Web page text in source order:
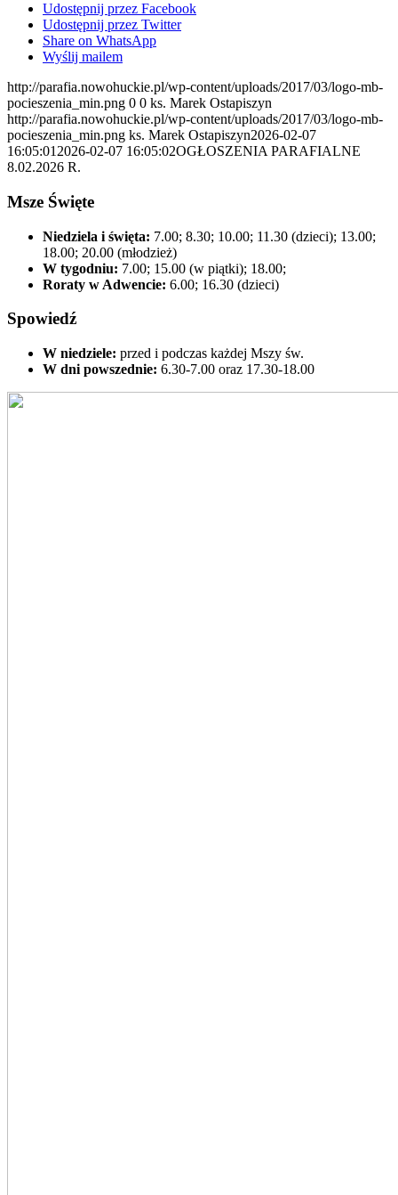
Udostępnij przez Facebook
Udostępnij przez Twitter
Share on WhatsApp
Wyślij mailem
http://parafia.nowohuckie.pl/wp-content/uploads/2017/03/logo-mb-
pocieszenia_min.png 0 0 ks. Marek Ostapiszyn
http://parafia.nowohuckie.pl/wp-content/uploads/2017/03/logo-mb-
pocieszenia_min.png ks. Marek Ostapiszyn2026-02-07
16:05:01 2026-02-07 16:05:02OGŁOSZENIA PARAFIALNE
8.02.2026 R.
Msze Święte
Niedziela i święta: 7.00; 8.30; 10.00; 11.30 (dzieci); 13.00;
18.00; 20.00 (młodzież)
W tygodniu: 7.00; 15.00 (w piątki); 18.00;
Roraty w Adwencie: 6.00; 16.30 (dzieci)
Spowiedź
W niedziele: przed i podczas każdej Mszy św.
W dni powszednie: 6.30-7.00 oraz 17.30-18.00